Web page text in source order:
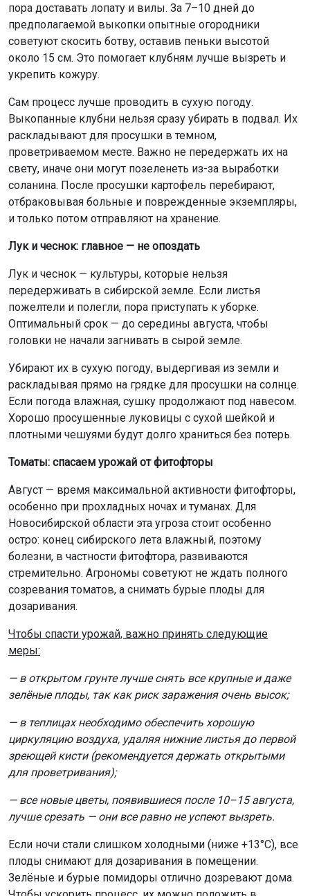
пора доставать лопату и вилы. За 7–10 дней до
предполагаемой выкопки опытные огородники
советуют скосить ботву, оставив пеньки высотой
около 15 см. Это помогает клубням лучше вызреть и
укрепить кожуру.
Сам процесс лучше проводить в сухую погоду.
Выкопанные клубни нельзя сразу убирать в подвал. Их
раскладывают для просушки в темном,
проветриваемом месте. Важно не передержать их на
свету, иначе они могут позеленеть из-за выработки
соланина. После просушки картофель перебирают,
отбраковывая больные и поврежденные экземпляры,
и только потом отправляют на хранение.
Лук и чеснок: главное — не опоздать
Лук и чеснок — культуры, которые нельзя
передерживать в сибирской земле. Если листья
пожелтели и полегли, пора приступать к уборке.
Оптимальный срок — до середины августа, чтобы
головки не начали загнивать в сырой земле.
Убирают их в сухую погоду, выдергивая из земли и
раскладывая прямо на грядке для просушки на солнце.
Если погода влажная, сушку продолжают под навесом.
Хорошо просушенные луковицы с сухой шейкой и
плотными чешуями будут долго храниться без потерь.
Томаты: спасаем урожай от фитофторы
Август — время максимальной активности фитофторы,
особенно при прохладных ночах и туманах. Для
Новосибирской области эта угроза стоит особенно
остро: конец сибирского лета влажный, поэтому
болезни, в частности фитофтора, развиваются
стремительно. Агрономы советуют не ждать полного
созревания томатов, а снимать бурые плоды для
дозаривания.
Чтобы спасти урожай, важно принять следующие
меры:
— в открытом грунте лучше снять все крупные и даже
зелёные плоды, так как риск заражения очень высок;
— в теплицах необходимо обеспечить хорошую
циркуляцию воздуха, удаляя нижние листья до первой
зреющей кисти (рекомендуется держать открытыми
для проветривания);
— все новые цветы, появившиеся после 10–15 августа,
лучше срезать — они все равно не успеют вызреть.
Если ночи стали слишком холодными (ниже +13°C), все
плоды снимают для дозаривания в помещении.
Зелёные и бурые помидоры отлично дозревают дома.